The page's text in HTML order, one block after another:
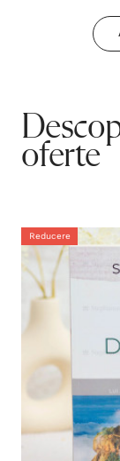
oferte
Reducere